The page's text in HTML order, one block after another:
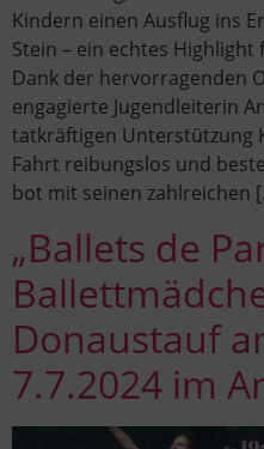
Kindern einen Ausflug ins
Stein – ein echtes
Dank der hervorragenden
engagierte Jugendleiterin
tatkräftigen Unterstützung
Fahrt reibungslos und
bot mit seinen zahlreichen
„Ballets de
Donaustauf
7.7.2024 im